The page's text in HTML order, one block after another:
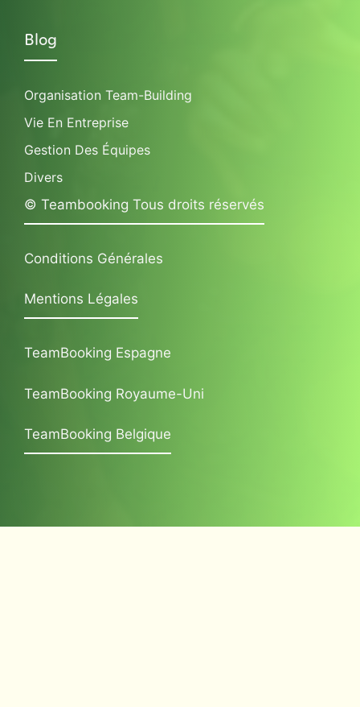
Blog
Organisation Team-Building
Vie En Entreprise
Gestion Des Équipes
Divers
© Teambooking Tous droits réservés
Conditions Générales
Mentions Légales
TeamBooking Espagne
TeamBooking Royaume-Uni
TeamBooking Belgique